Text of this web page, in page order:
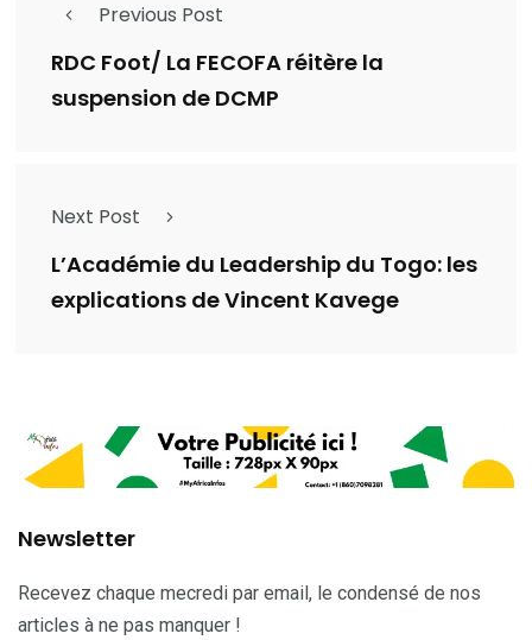
Previous Post
RDC Foot/ La FECOFA réitère la
suspension de DCMP
Next Post
L’Académie du Leadership du Togo: les
explications de Vincent Kavege
Newsletter
Recevez chaque mecredi par email, le condensé de nos
articles à ne pas manquer !